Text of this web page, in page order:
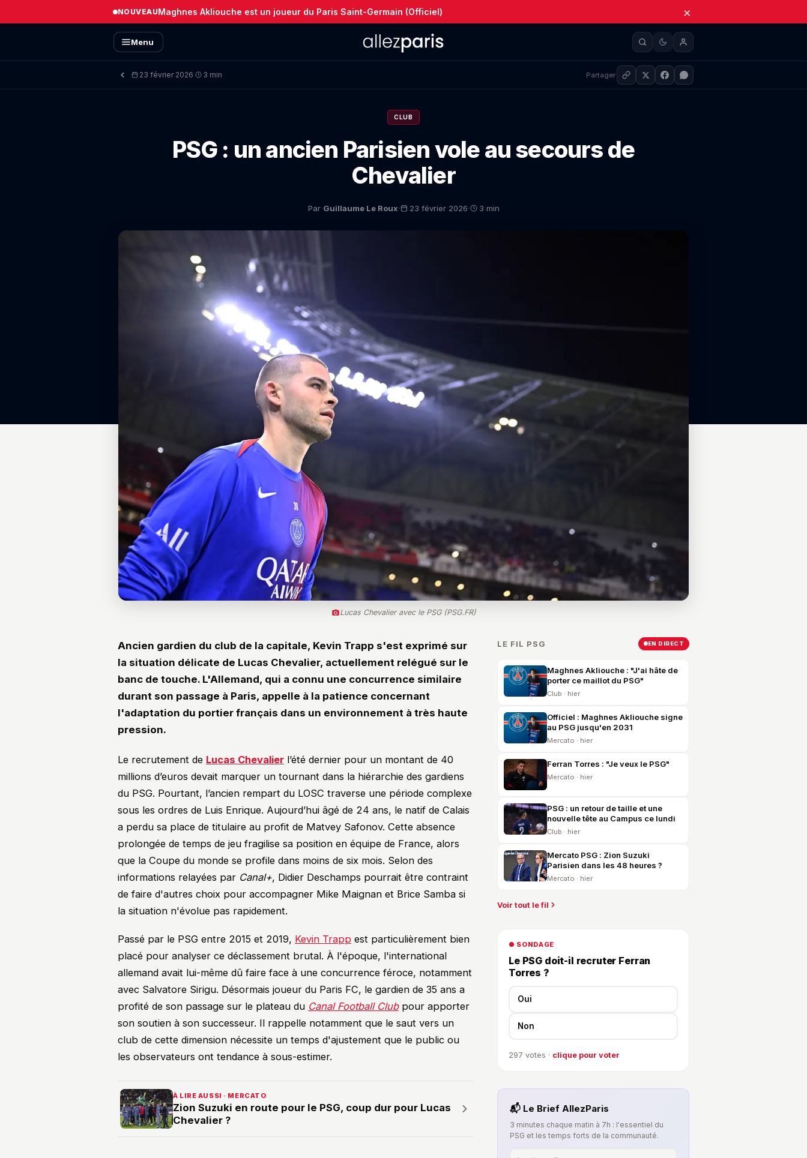
NOUVEAUMaghnes Akliouche est un joueur du Paris Saint-Germain (Officiel) ×
Menu
23 février 2026· 3 min Partager
CLUB
PSG : un ancien Parisien vole au secours de
Chevalier
Par Guillaume Le Roux· 23 février 2026· 3 min
Lucas Chevalier avec le PSG (PSG.FR)
Ancien gardien du club de la capitale, Kevin Trapp s'est exprimé sur
la situation délicate de Lucas Chevalier, actuellement relégué sur le
banc de touche. L'Allemand, qui a connu une concurrence similaire
durant son passage à Paris, appelle à la patience concernant
l'adaptation du portier français dans un environnement à très haute
pression.
Le recrutement de Lucas Chevalier l’été dernier pour un montant de 40
millions d’euros devait marquer un tournant dans la hiérarchie des gardiens
du PSG. Pourtant, l’ancien rempart du LOSC traverse une période complexe
sous les ordres de Luis Enrique. Aujourd’hui âgé de 24 ans, le natif de Calais
a perdu sa place de titulaire au profit de Matvey Safonov. Cette absence
prolongée de temps de jeu fragilise sa position en équipe de France, alors
que la Coupe du monde se profile dans moins de six mois. Selon des
informations relayées par Canal+, Didier Deschamps pourrait être contraint
de faire d'autres choix pour accompagner Mike Maignan et Brice Samba si
la situation n'évolue pas rapidement.
Passé par le PSG entre 2015 et 2019, Kevin Trapp est particulièrement bien
placé pour analyser ce déclassement brutal. À l'époque, l'international
allemand avait lui-même dû faire face à une concurrence féroce, notamment
avec Salvatore Sirigu. Désormais joueur du Paris FC, le gardien de 35 ans a
profité de son passage sur le plateau du Canal Football Clubpour apporter
son soutien à son successeur. Il rappelle notamment que le saut vers un
club de cette dimension nécessite un temps d'ajustement que le public ou
les observateurs ont tendance à sous-estimer.
À LIRE AUSSI · MERCATO
Zion Suzuki en route pour le PSG, coup dur pour Lucas
Chevalier ?
LE FIL PSG EN DIRECT
Maghnes Akliouche : "J'ai hâte de
porter ce maillot du PSG"
Club · hier
Officiel : Maghnes Akliouche signe
au PSG jusqu'en 2031
Mercato · hier
Ferran Torres : "Je veux le PSG"
Mercato · hier
PSG : un retour de taille et une
nouvelle tête au Campus ce lundi
Club · hier
Mercato PSG : Zion Suzuki
Parisien dans les 48 heures ?
Mercato · hier
Voir tout le fil
● SONDAGE
Le PSG doit-il recruter Ferran
Torres ?
Oui
Non
297 votes · clique pour voter
📬 Le Brief AllezParis
3 minutes chaque matin à 7h : l'essentiel du
PSG et les temps forts de la communauté.